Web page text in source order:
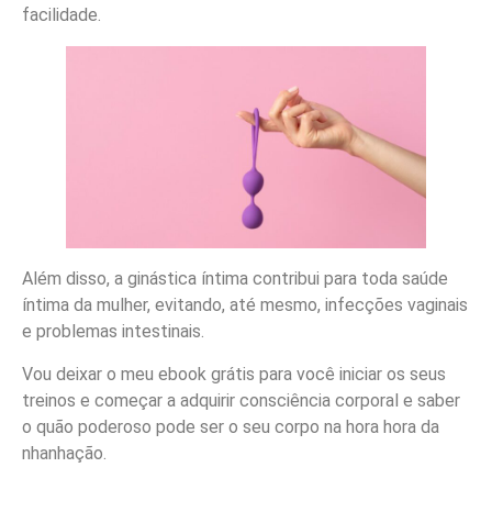
facilidade.
Além disso, a ginástica íntima contribui para toda saúde
íntima da mulher, evitando, até mesmo, infecções vaginais
e problemas intestinais.
Vou deixar o meu ebook grátis para você iniciar os seus
treinos e começar a adquirir consciência corporal e saber
o quão poderoso pode ser o seu corpo na hora hora da
nhanhação.